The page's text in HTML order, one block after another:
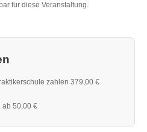
für diese Veranstaltung.
zahlen 379,00 €
ab 50,00 €